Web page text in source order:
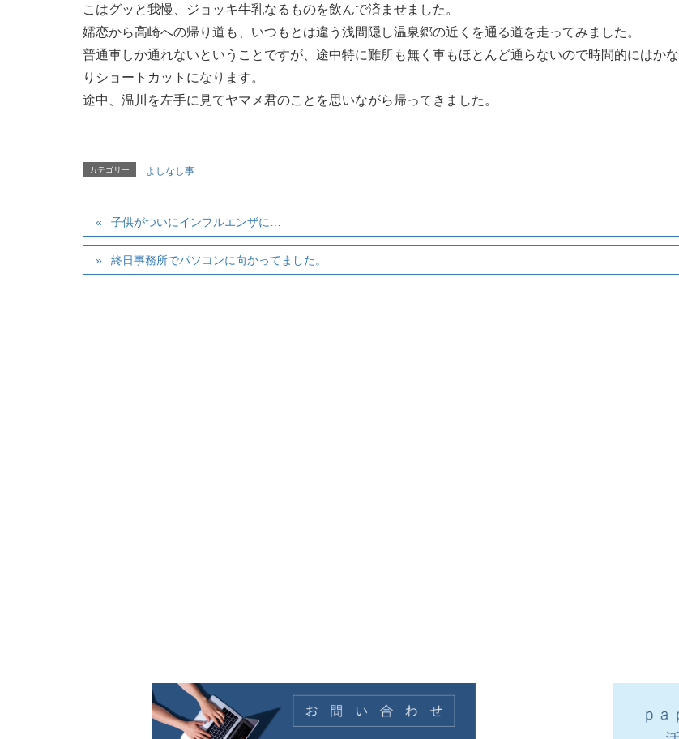
こはグッと我慢、ジョッキ牛乳なるものを飲んで済ませました。
嬬恋から高崎への帰り道も、いつもとは違う浅間隠し温泉郷の近くを通る道を走ってみました。
普通車しか通れないということですが、途中特に難所も無く車もほとんど通らないので時間的にはかな
りショートカットになります。
途中、温川を左手に見てヤマメ君のことを思いながら帰ってきました。
カテゴリー よしなし事
子供がついにインフルエンザに…
終日事務所でパソコンに向かってました。